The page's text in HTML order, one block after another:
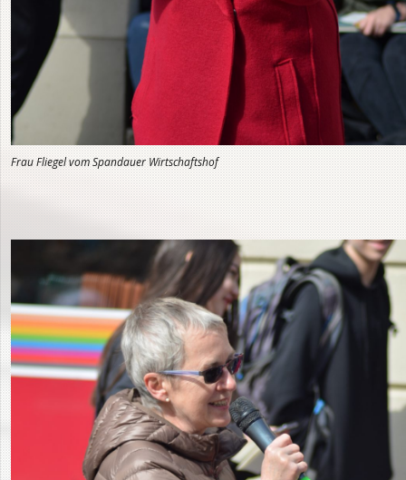
Frau Fliegel vom Spandauer Wirtschaftshof